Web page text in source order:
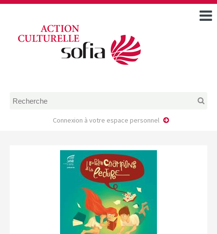
DOSSIERS DE DEMANDE
PROJET
Connexion à votre espace personnel